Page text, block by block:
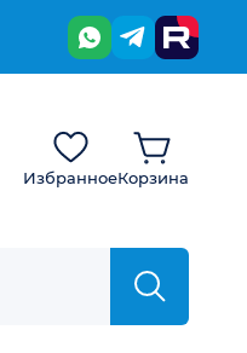
ИзбранноеКорзина